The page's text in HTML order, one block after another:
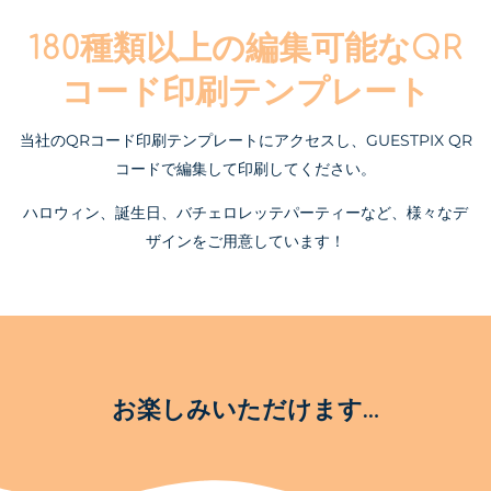
180種類以上の編集可能なQR
コード印刷テンプレート
当社のQRコード印刷テンプレートにアクセスし、GUESTPIX QR
コードで編集して印刷してください。
ハロウィン、誕生日、バチェロレッテパーティーなど、様々なデ
ザインをご用意しています！
お楽しみいただけます…